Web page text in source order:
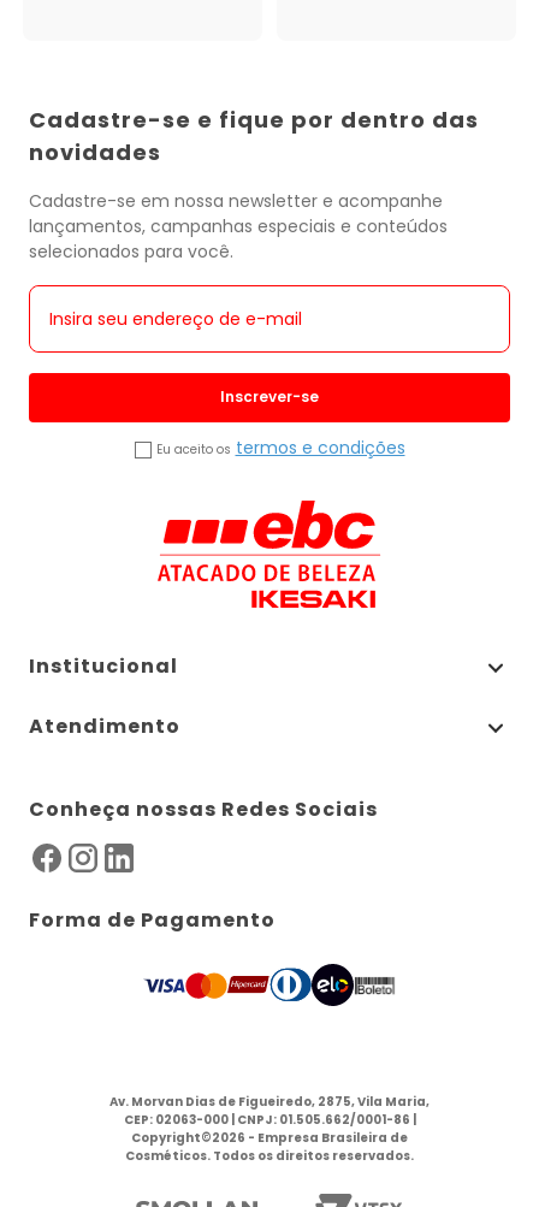
Cadastre-se e fique por dentro das
novidades
Cadastre-se em nossa newsletter e acompanhe
lançamentos, campanhas especiais e conteúdos
selecionados para você.
Inscrever-se
Eu aceito os termos e condições
Institucional
Atendimento
Conheça nossas Redes Sociais
Forma de Pagamento
Av. Morvan Dias de Figueiredo, 2875, Vila Maria,
CEP: 02063-000 | CNPJ: 01.505.662/0001-86 |
Copyright©2026 - Empresa Brasileira de
Cosméticos. Todos os direitos reservados.